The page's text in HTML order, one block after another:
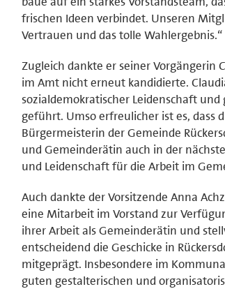
frischen Ideen verbindet. Unseren
Vertrauen und das tolle Wahlergebnis.“
Zugleich dankte er seiner Vorgängerin
im Amt nicht erneut kandidierte.
sozialdemokratischer Leidenschaft
geführt. Umso erfreulicher ist es, dass
Bürgermeisterin der Gemeinde
und Gemeinderätin auch in der
und Leidenschaft für die Arbeit im
Auch dankte der Vorsitzende Anna
eine Mitarbeit im Vorstand zur
ihrer Arbeit als Gemeinderätin und
entscheidend die Geschicke in
mitgeprägt. Insbesondere im
guten gestalterischen und